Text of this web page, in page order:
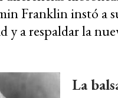
Franklin instó a
y a respaldar la
La